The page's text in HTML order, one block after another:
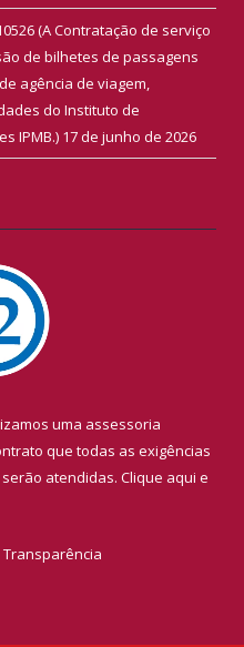
(A Contratação de serviço
de bilhetes de passagens
agência de viagem,
do Instituto de
IPMB.) 17 de junho de 2026
uma assessoria
que todas as exigências
atendidas. Clique aqui e